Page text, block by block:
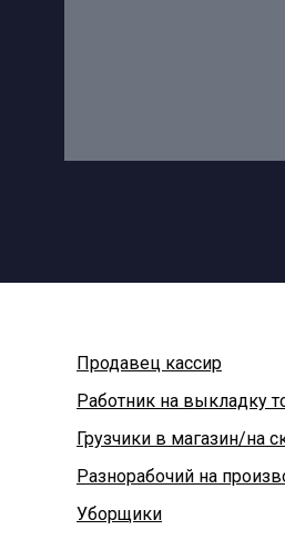
Уборщики
Разнорабочий на
Грузчики в магазин/на
Работник на выкладку
Продавец кассир